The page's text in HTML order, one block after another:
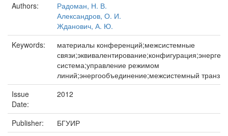
Authors:
Радоман, Н. В.
Александров, О. И.
Жданович, А. Ю.
Keywords:
материалы конференций;межсистемные
система;управление режимом
линий;энергообъединение;межсистемный транзит
Issue
Date:
2012
Publisher:
БГУИР